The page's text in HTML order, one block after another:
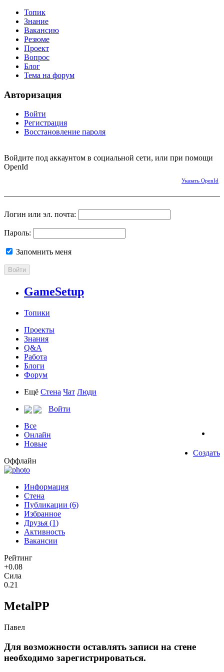
Топик
Знание
Вакансию
Резюме
Проект
Вопрос
Блог
Тема на форум
Авторизация
Войти
Регистрация
Восстановление пароля
Войдите под аккаунтом в социальной сети, или при помощи
OpenId
Указать OpenId
Логин или эл. почта:
Пароль:
Запомнить меня
Войти
GameSetup
Топики
Проекты
Знания
Q&A
Работа
Блоги
Форум
Ещё Стена Чат Люди
Войти
Все
Онлайн
Новые
Создать
Оффлайн
Информация
Стена
Публикации (6)
Избранное
Друзья (1)
Активность
Вакансии
Рейтинг
+0.08
Сила
0.21
MetalPP
Павел
Для возможности оставлять записи на стене
необходимо зарегистрироваться.